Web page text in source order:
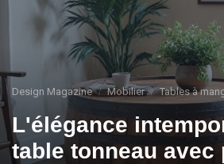
Design Magazine Mobilier Tables à
L'élégance
table tonneau avec